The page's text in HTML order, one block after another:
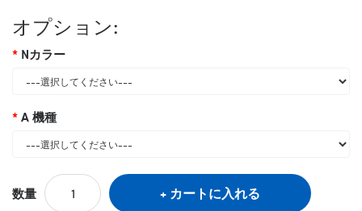
オプション:
Nカラー
A 機種
数量 カートに入れる